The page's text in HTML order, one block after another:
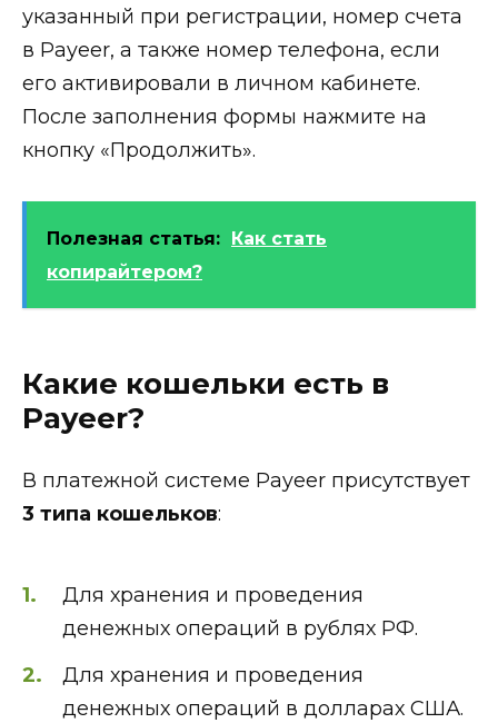
указанный при регистрации, номер счета
в Payeer, а также номер телефона, если
его активировали в личном кабинете.
После заполнения формы нажмите на
кнопку «Продолжить».
Полезная статья: Как стать
копирайтером?
Какие кошельки есть в
Payeer?
В платежной системе Payeer присутствует
3 типа кошельков:
Для хранения и проведения
денежных операций в рублях РФ.
Для хранения и проведения
денежных операций в долларах США.